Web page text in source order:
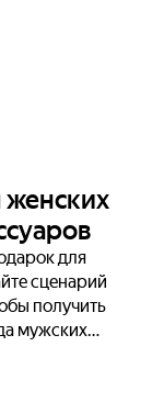
для
сценарий
получить
мужских
покупке